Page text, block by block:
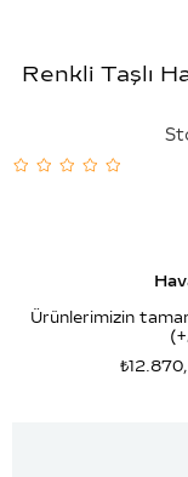
Renkli Taşlı
Ürünlerimizin